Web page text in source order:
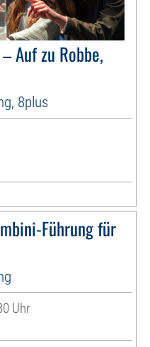
Auf zu Robbe,
8plus
Führung für
Uhr